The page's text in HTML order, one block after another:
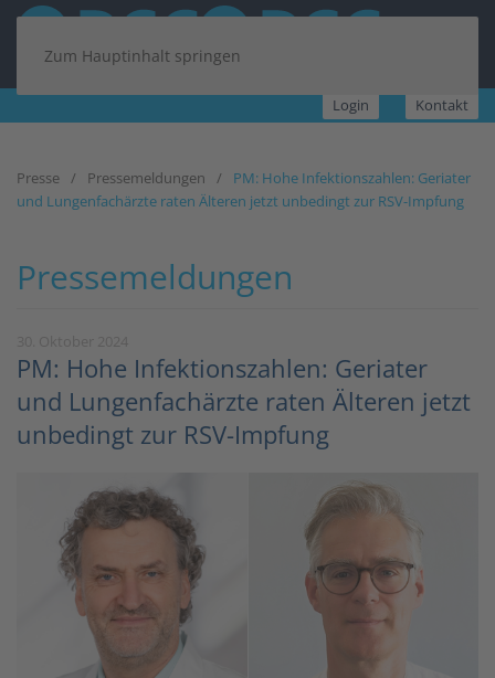
Zum Hauptinhalt springen
Login Kontakt
Presse Pressemeldungen
PM: Hohe Infektionszahlen: Geriater
und Lungenfachärzte raten Älteren jetzt unbedingt zur RSV-Impfung
Pressemeldungen
PM: Hohe Infektionszahlen: Geriater
und Lungenfachärzte raten Älteren jetzt
unbedingt zur RSV-Impfung